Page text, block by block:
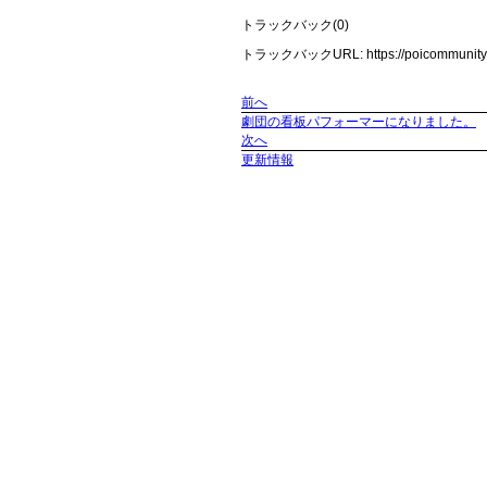
トラックバック(0)
トラックバックURL: https://
前へ
劇団の看板パフォーマーになりました。
次へ
更新情報